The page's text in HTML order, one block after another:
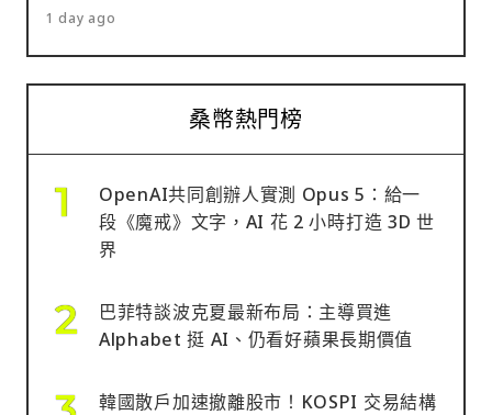
1 day ago
桑幣熱門榜
OpenAI共同創辦人實測 Opus 5：給一
段《魔戒》文字，AI 花 2 小時打造 3D 世
界
巴菲特談波克夏最新布局：主導買進
Alphabet 挺 AI、仍看好蘋果長期價值
韓國散戶加速撤離股市！KOSPI 交易結構